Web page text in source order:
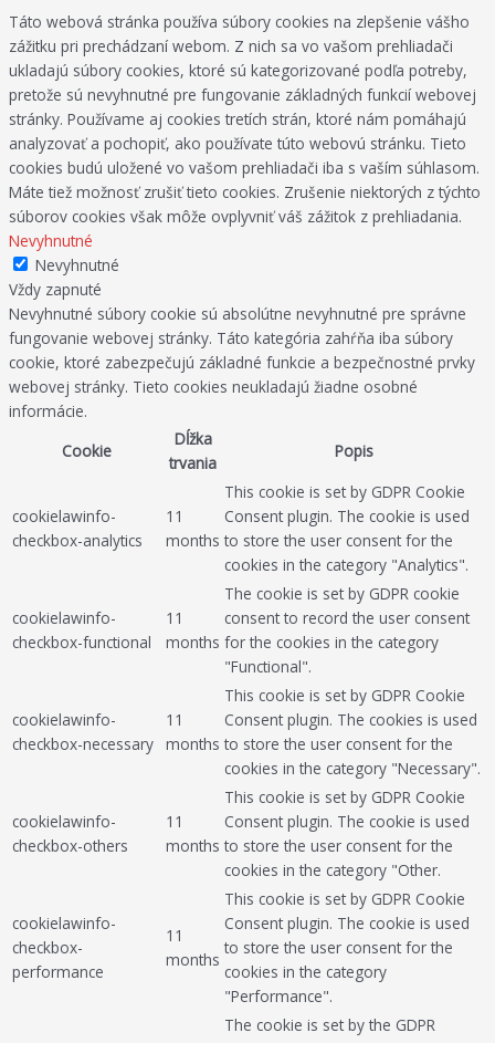
Táto webová stránka používa súbory cookies na zlepšenie vášho
zážitku pri prechádzaní webom. Z nich sa vo vašom prehliadači
ukladajú súbory cookies, ktoré sú kategorizované podľa potreby,
pretože sú nevyhnutné pre fungovanie základných funkcií webovej
stránky. Používame aj cookies tretích strán, ktoré nám pomáhajú
analyzovať a pochopiť, ako používate túto webovú stránku. Tieto
cookies budú uložené vo vašom prehliadači iba s vaším súhlasom.
Máte tiež možnosť zrušiť tieto cookies. Zrušenie niektorých z týchto
súborov cookies však môže ovplyvniť váš zážitok z prehliadania.
Nevyhnutné
Nevyhnutné
Vždy zapnuté
Nevyhnutné súbory cookie sú absolútne nevyhnutné pre správne
fungovanie webovej stránky. Táto kategória zahŕňa iba súbory
cookie, ktoré zabezpečujú základné funkcie a bezpečnostné prvky
webovej stránky. Tieto cookies neukladajú žiadne osobné
informácie.
Cookie
Dĺžka
trvania
Popis
cookielawinfo-
checkbox-analytics
11
months
This cookie is set by GDPR Cookie
Consent plugin. The cookie is used
to store the user consent for the
cookies in the category "Analytics".
cookielawinfo-
checkbox-functional
11
months
The cookie is set by GDPR cookie
consent to record the user consent
for the cookies in the category
"Functional".
cookielawinfo-
checkbox-necessary
11
months
This cookie is set by GDPR Cookie
Consent plugin. The cookies is used
to store the user consent for the
cookies in the category "Necessary".
cookielawinfo-
checkbox-others
11
months
This cookie is set by GDPR Cookie
Consent plugin. The cookie is used
to store the user consent for the
cookies in the category "Other.
cookielawinfo-
checkbox-
performance
11
months
This cookie is set by GDPR Cookie
Consent plugin. The cookie is used
to store the user consent for the
cookies in the category
"Performance".
The cookie is set by the GDPR